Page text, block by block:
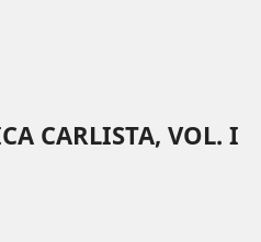
CARLISTA, VOL. I